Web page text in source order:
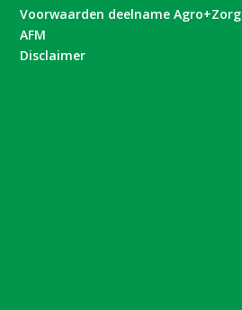
Voorwaarden deelname Agro+Zorg
AFM
Disclaimer